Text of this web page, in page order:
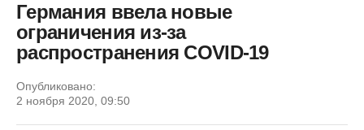
Германия ввела новые
ограничения из-за
распространения COVID-19
Опубликовано:
2 ноября 2020, 09:50